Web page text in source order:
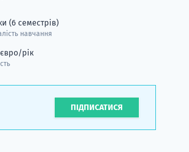
(6 семестрів)
навчання
рік
ПІДПИСАТИСЯ